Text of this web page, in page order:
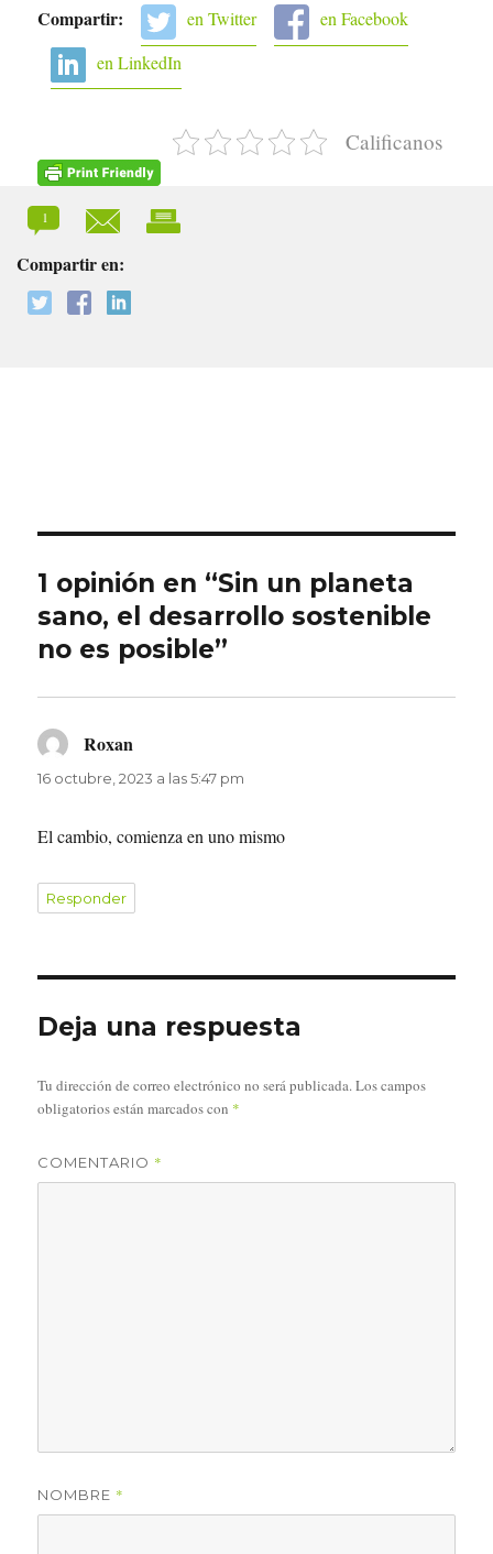
Compartir: en Twitter
en Facebook
en LinkedIn
Calificanos
1
Compartir en:
1 opinión en “Sin un planeta
sano, el desarrollo sostenible
no es posible”
Roxan
16 octubre, 2023 a las 5:47 pm
El cambio, comienza en uno mismo
Responder
Deja una respuesta
Tu dirección de correo electrónico no será publicada.Los campos
obligatorios están marcados con *
COMENTARIO *
NOMBRE *